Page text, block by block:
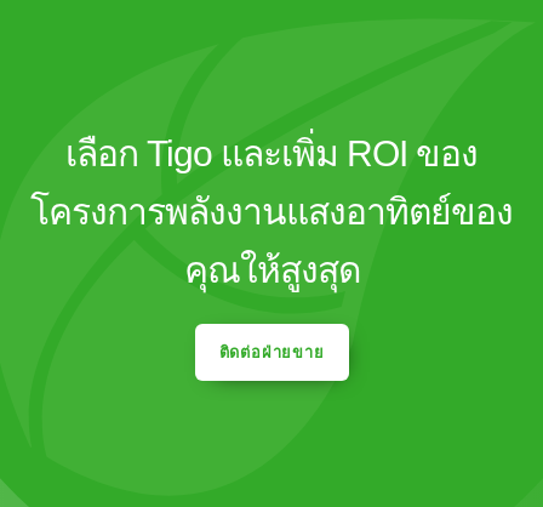
เลือก Tigo และเพิ่ม ROI ของ
โครงการพลังงานแสงอาทิตย์ของ
คุณให้สูงสุด
ติดต่อฝ่ายขาย